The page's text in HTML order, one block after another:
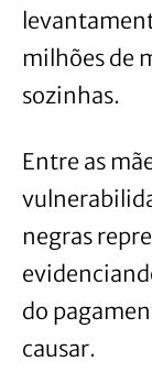
milhões de
sozinhas.
Entre as
negras
do
causar.